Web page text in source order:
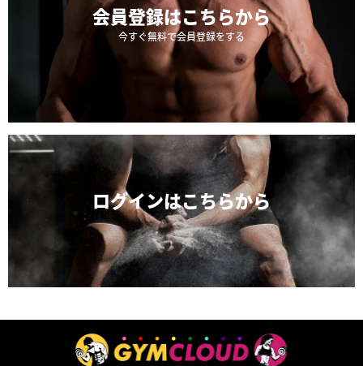
会員登録はこちらから
今すぐ無料で会員登録をする
ログインはこちらから